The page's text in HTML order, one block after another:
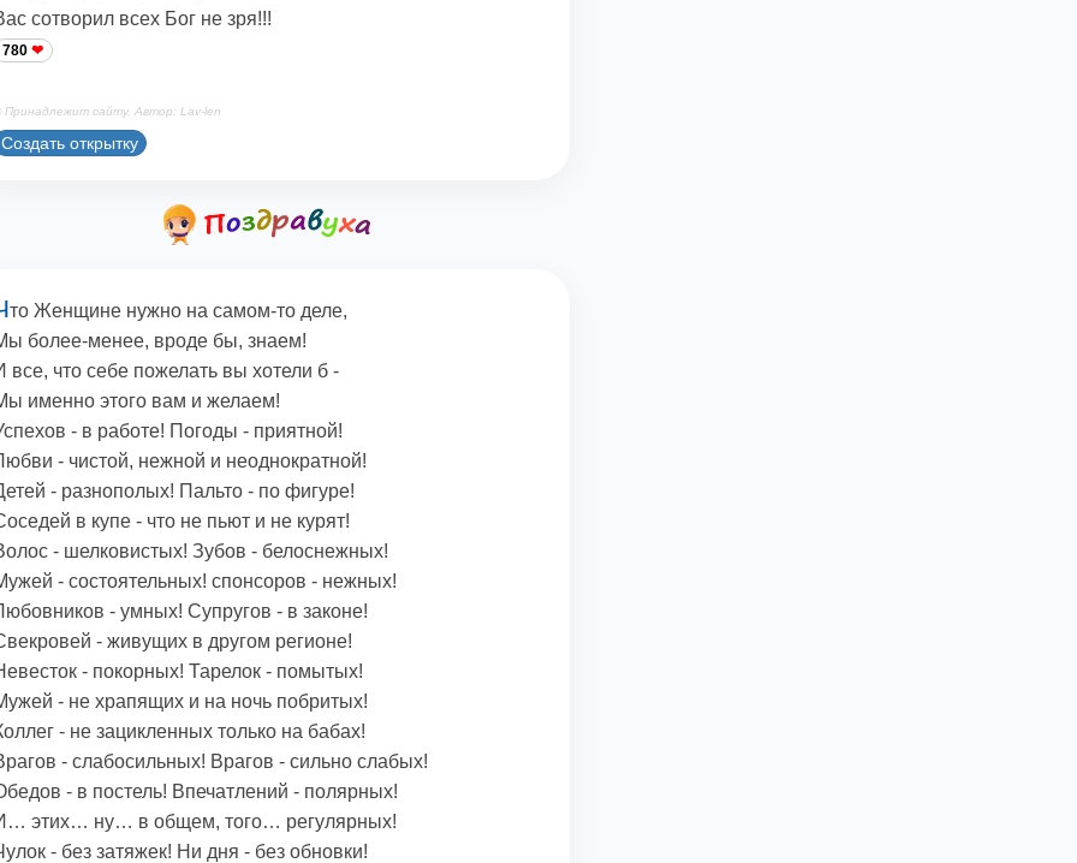
сотворил всех Бог не зря!!!
780
Принадлежит сайту. Автор: Lav-len
Создать открытку
то Женщине нужно на самом-то деле,
более-менее, вроде бы, знаем!
все, что себе пожелать вы хотели б -
именно этого вам и желаем!
- в работе! Погоды - приятной!
- чистой, нежной и неоднократной!
- разнополых! Пальто - по фигуре!
в купе - что не пьют и не курят!
- шелковистых! Зубов - белоснежных!
- состоятельных! спонсоров - нежных!
- умных! Супругов - в законе!
- живущих в другом регионе!
- покорных! Тарелок - помытых!
- не храпящих и на ночь побритых!
- не зацикленных только на бабах!
- слабосильных! Врагов - сильно слабых!
- в постель! Впечатлений - полярных!
этих… ну… в общем, того… регулярных!
- без затяжек! Ни дня - без обновки!